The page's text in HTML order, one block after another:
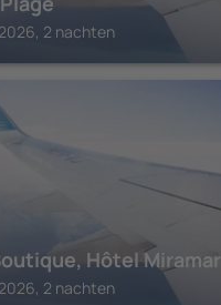
2 nachten
Hôtel Miramar
2 nachten